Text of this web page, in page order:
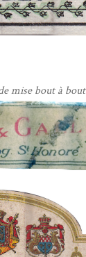
mise bout à bout